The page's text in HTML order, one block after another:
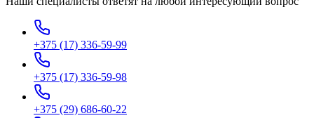
+375 (17) 336-59-99
+375 (17) 336-59-98
+375 (29) 686-60-22